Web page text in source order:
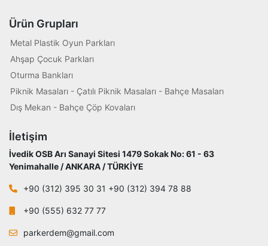
Ürün Grupları
Metal Plastik Oyun Parkları
Ahşap Çocuk Parkları
Oturma Bankları
Piknik Masaları - Çatılı Piknik Masaları - Bahçe Masaları
Dış Mekan - Bahçe Çöp Kovaları
İletişim
İvedik OSB Arı Sanayi Sitesi 1479 Sokak No: 61 - 63
Yenimahalle / ANKARA / TÜRKİYE
+90 (312) 395 30 31 +90 (312) 394 78 88
+90 (555) 632 77 77
parkerdem@gmail.com